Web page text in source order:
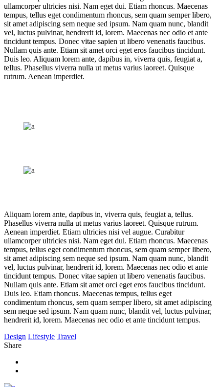
ullamcorper ultricies nisi. Nam eget dui. Etiam rhoncus. Maecenas
tempus, tellus eget condimentum rhoncus, sem quam semper libero,
sit amet adipiscing sem neque sed ipsum. Nam quam nunc, blandit
vel, luctus pulvinar, hendrerit id, lorem. Maecenas nec odio et ante
tincidunt tempus. Donec vitae sapien ut libero venenatis faucibus.
Nullam quis ante. Etiam sit amet orci eget eros faucibus tincidunt.
Duis leo. Aliquam lorem ante, dapibus in, viverra quis, feugiat a,
tellus. Phasellus viverra nulla ut metus varius laoreet. Quisque
rutrum. Aenean imperdiet.
Aliquam lorem ante, dapibus in, viverra quis, feugiat a, tellus.
Phasellus viverra nulla ut metus varius laoreet. Quisque rutrum.
Aenean imperdiet. Etiam ultricies nisi vel augue. Curabitur
ullamcorper ultricies nisi. Nam eget dui. Etiam rhoncus. Maecenas
tempus, tellus eget condimentum rhoncus, sem quam semper libero,
sit amet adipiscing sem neque sed ipsum. Nam quam nunc, blandit
vel, luctus pulvinar, hendrerit id, lorem. Maecenas nec odio et ante
tincidunt tempus. Donec vitae sapien ut libero venenatis faucibus.
Nullam quis ante. Etiam sit amet orci eget eros faucibus tincidunt.
Duis leo. Etiam rhoncus. Maecenas tempus, tellus eget
condimentum rhoncus, sem quam semper libero, sit amet adipiscing
sem neque sed ipsum. Nam quam nunc, blandit vel, luctus pulvinar,
hendrerit id, lorem. Maecenas nec odio et ante tincidunt tempus.
Design Lifestyle Travel
Share